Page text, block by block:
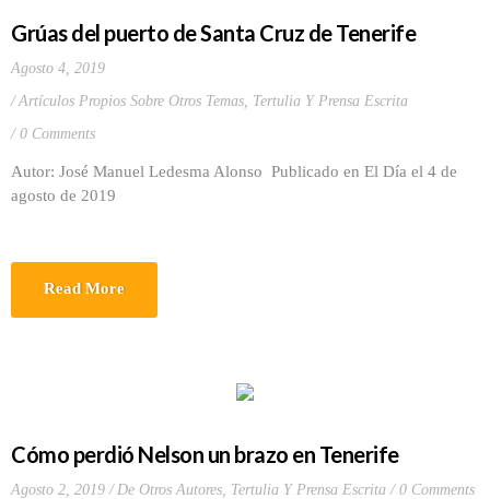
Grúas del puerto de Santa Cruz de Tenerife
Agosto 4, 2019
Artículos Propios Sobre Otros Temas, Tertulia Y Prensa Escrita
0 Comments
Autor: José Manuel Ledesma Alonso Publicado en El Día el 4 de
agosto de 2019
Read More
Cómo perdió Nelson un brazo en Tenerife
Agosto 2, 2019 De Otros Autores, Tertulia Y Prensa Escrita 0 Comments